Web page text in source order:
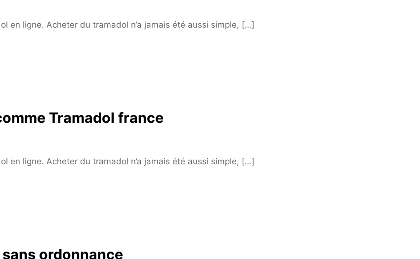
en ligne. Acheter du tramadol n’a jamais été aussi simple, […]
Tramadol france
en ligne. Acheter du tramadol n’a jamais été aussi simple, […]
ordonnance